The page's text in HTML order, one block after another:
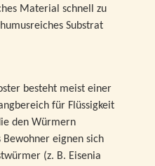
Material schnell zu
Substrat
besteht meist einer
für Flüssigkeit
den Würmern
eignen sich
(z. B. Eisenia